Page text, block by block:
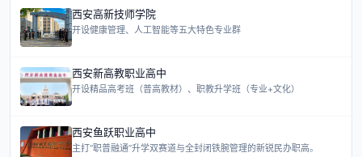
西安高新技师学院
开设健康管理、人工智能等五大特色专业群
西安新高教职业高中
开设精品高考班（普高教材）、职教升学班（专业+文化）
西安鱼跃职业高中
主打“职普融通”升学双赛道与全封闭铁腕管理的新锐民办职高。